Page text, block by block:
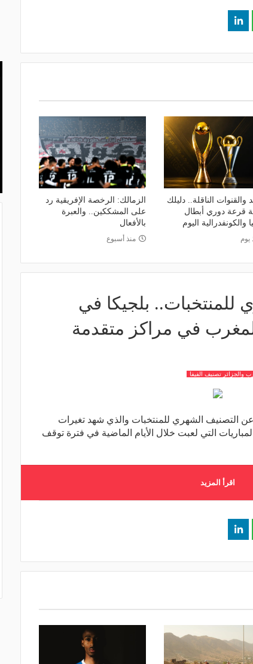
والقنوات الناقلة.. دليلك
قرعة دوري أبطال
والكونفدرالية اليوم
يوم
الزمالك: الرخصة الإفريقية رد
على المشككين.. والعبرة
بالأفعال
منذ أسبوع
للمنتخبات.. بلجيكا في
في مراكز متقدمة
والجزائر تصنيف الفيفا
عن التصنيف الشهري للمنتخبات والذي شهد تغيرات
التي لعبت خلال الأيام الماضية في فترة توقف
اقرأ المزيد
منذ ساعتين
هل يذهب لريال مدريد؟.. السيتي يرفض
عرض برشلونة بشأن رودري
مهمة سهلة
دور الـ 32